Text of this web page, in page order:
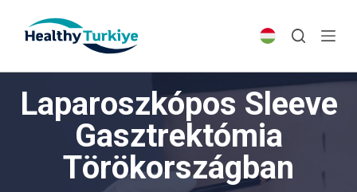
p
oLaparoszkópos Sleeve
Gasztrektómia
Törökországban